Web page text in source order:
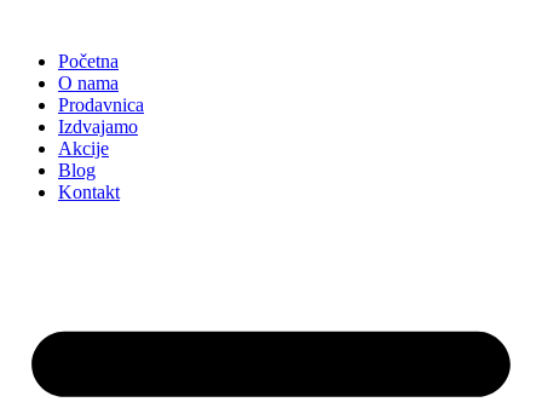
sadržajPočetna
O nama
Prodavnica
Izdvajamo
Akcije
Blog
Kontakt